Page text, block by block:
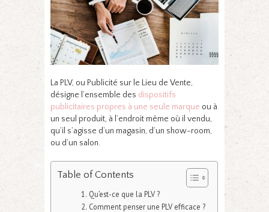
La PLV, ou Publicité sur le Lieu de Vente,
désigne l’ensemble des dispositifs
publicitaires propres à une seule marque ou à
un seul produit, à l’endroit même où il vendu,
qu’il s’agisse d’un magasin, d’un show-room,
ou d’un salon.
Table of Contents
Qu’est-ce que la PLV ?
Comment penser une PLV efficace ?